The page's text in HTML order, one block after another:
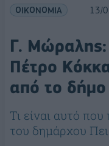
ΟΙΚΟΝΟΜΙΑ 13/
Γ. Μώραλης:
Πέτρο
από το δήμο
Τι είναι αυτό
του δημάρχου